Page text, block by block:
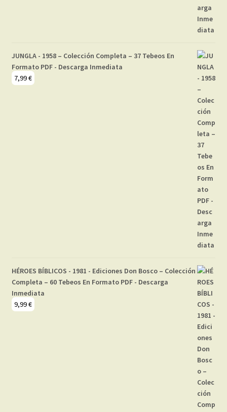
JUNGLA - 1958 – Colección Completa – 37 Tebeos En
Formato PDF - Descarga Inmediata
7,99€
HÉROES BÍBLICOS - 1981 - Ediciones Don Bosco – Colección
Completa – 60 Tebeos En Formato PDF - Descarga
Inmediata
9,99€